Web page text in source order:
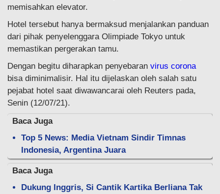
memisahkan elevator.
Hotel tersebut hanya bermaksud menjalankan panduan
dari pihak penyelenggara Olimpiade Tokyo untuk
memastikan pergerakan tamu.
Dengan begitu diharapkan penyebaran virus corona
bisa diminimalisir. Hal itu dijelaskan oleh salah satu
pejabat hotel saat diwawancarai oleh Reuters pada,
Senin (12/07/21).
Baca Juga
Top 5 News: Media Vietnam Sindir Timnas
Indonesia, Argentina Juara
Baca Juga
Dukung Inggris, Si Cantik Kartika Berliana Tak